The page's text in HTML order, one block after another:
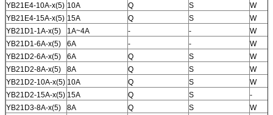
YB21E4-10A-x(5) 10A Q S
W
YB21E4-15A-x(5) 15A Q S
W
YB21D1-1A-x(5)
1A~4A - -
W
YB21D1-6A-x(5)
6A - -
W
YB21D2-6A-x(5)
6A Q S
W
YB21D2-8A-x(5)
8A Q S
W
YB21D2-10A-x(5) 10A Q S
W
YB21D2-15A-x(5) 15A Q S
-
YB21D3-8A-x(5)
8A Q S
W